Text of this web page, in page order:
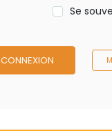
Se
CONNEXION